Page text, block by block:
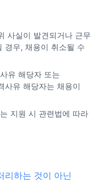
사실이 발견되거나 근무
경우, 채용이 취소될 수
유 해당자 또는
사유 해당자는 채용이
지원 시 관련법에 따라
리하는 것이 아닌